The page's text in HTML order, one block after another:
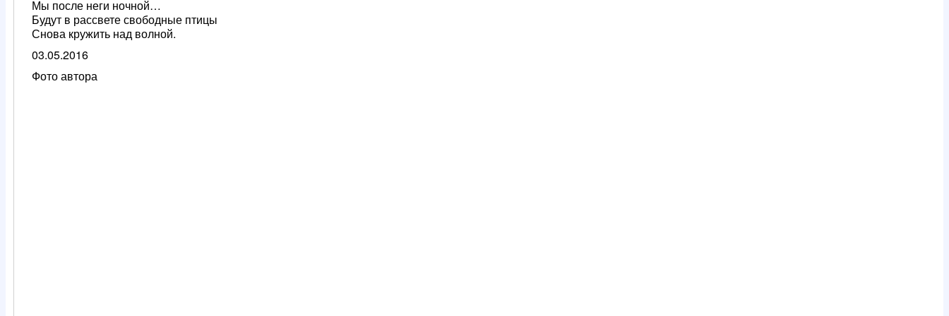
Мы после неги ночной…
Будут в рассвете свободные птицы
Снова кружить над волной.
03.05.2016
Фото автора